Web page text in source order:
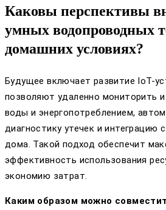
Каковы перспективы
умных водопроводных
домашних условиях?
Будущее включает развитие IoT-
позволяют удаленно мониторить
воды и энергопотреблением,
диагностику утечек и интеграцию
дома. Такой подход обеспечит
эффективность использования
экономию затрат.
Каким образом можно